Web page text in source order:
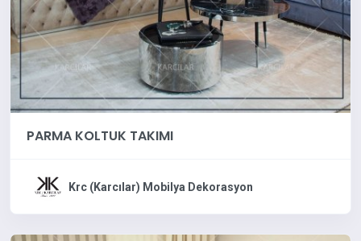
PARMA KOLTUK TAKIMI
Krc (Karcılar) Mobilya Dekorasyon